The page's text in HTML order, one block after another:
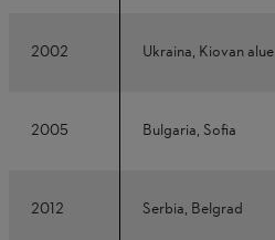
2002 Ukraina, Kiovan alue
2005 Bulgaria, Sofia
2012 Serbia, Belgrad